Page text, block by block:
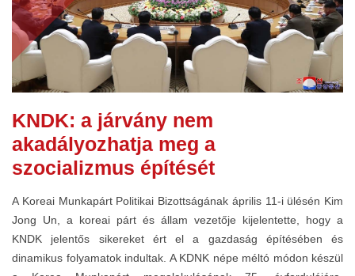
KNDK: a járvány nem
akadályozhatja meg a
szocializmus építését
A Koreai Munkapárt Politikai Bizottságának április 11-i ülésén Kim
Jong Un, a koreai párt és állam vezetője kijelentette, hogy a
KNDK jelentős sikereket ért el a gazdaság építésében és
dinamikus folyamatok indultak. A KDNK népe méltó módon készül